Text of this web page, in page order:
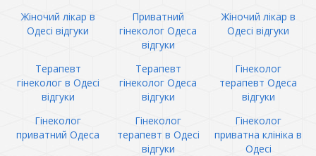
Жіночий лікар в
Одесі відгуки
Приватний
гінеколог Одеса
відгуки
Жіночий лікар в
Одесі відгуки
Терапевт
гінеколог в Одесі
відгуки
Терапевт
гінеколог Одеса
відгуки
Гінеколог
терапевт Одеса
відгуки
Гінеколог
приватний Одеса
Гінеколог
терапевт в Одесі
відгуки
Гінеколог
приватна клініка в
Одесі